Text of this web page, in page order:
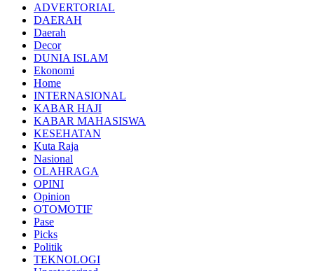
ADVERTORIAL
DAERAH
Daerah
Decor
DUNIA ISLAM
Ekonomi
Home
INTERNASIONAL
KABAR HAJI
KABAR MAHASISWA
KESEHATAN
Kuta Raja
Nasional
OLAHRAGA
OPINI
Opinion
OTOMOTIF
Pase
Picks
Politik
TEKNOLOGI